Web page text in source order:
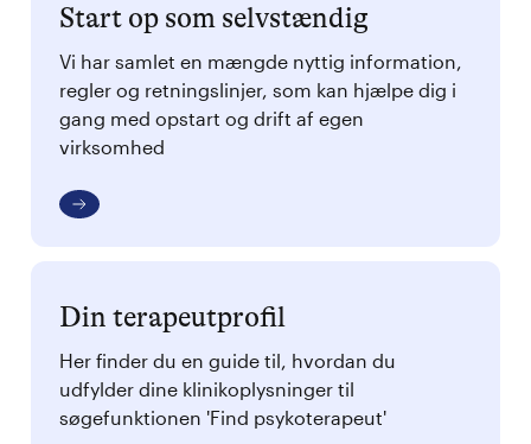
Start op som selvstændig
Vi har samlet en mængde nyttig information,
regler og retningslinjer, som kan hjælpe dig i
gang med opstart og drift af egen
virksomhed
Din terapeutprofil
Her finder du en guide til, hvordan du
udfylder dine klinikoplysninger til
søgefunktionen 'Find psykoterapeut'